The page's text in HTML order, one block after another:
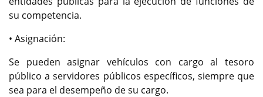
su competencia.
• Asignación:
Se pueden asignar vehículos con cargo al tesoro
público a servidores públicos específicos, siempre que
sea para el desempeño de su cargo.